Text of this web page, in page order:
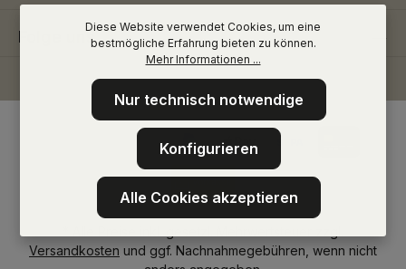
Folge uns
Versandkosten und ggf. Nachnahmegebühren, wenn nicht
Diese Website verwendet Cookies, um eine
bestmögliche Erfahrung bieten zu können.
Mehr Informationen ...
Nur technisch notwendige
Konfigurieren
Alle Cookies akzeptieren